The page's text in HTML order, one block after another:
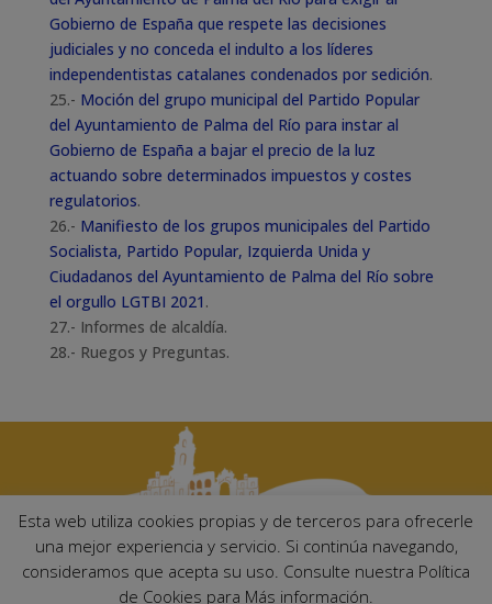
Gobierno de España que respete las decisiones
judiciales y no conceda el indulto a los líderes
independentistas catalanes condenados por sedición.
25.- Moción del grupo municipal del Partido Popular
del Ayuntamiento de Palma del Río para instar al
Gobierno de España a bajar el precio de la luz
actuando sobre determinados impuestos y costes
regulatorios.
26.- Manifiesto de los grupos municipales del Partido
Socialista, Partido Popular, Izquierda Unida y
Ciudadanos del Ayuntamiento de Palma del Río sobre
el orgullo LGTBI 2021 .
27.- Informes de alcaldía.
28.- Ruegos y Preguntas.
Ayuntamiento de Palma del Río. Plaza Mayor de Andalucía, 1 C.P:
14700 – Palma del Río (Córdoba)
Esta web utiliza cookies propias y de terceros para ofrecerle
una mejor experiencia y servicio. Si continúa navegando,
consideramos que acepta su uso. Consulte nuestra Política
de Cookies para Más información.